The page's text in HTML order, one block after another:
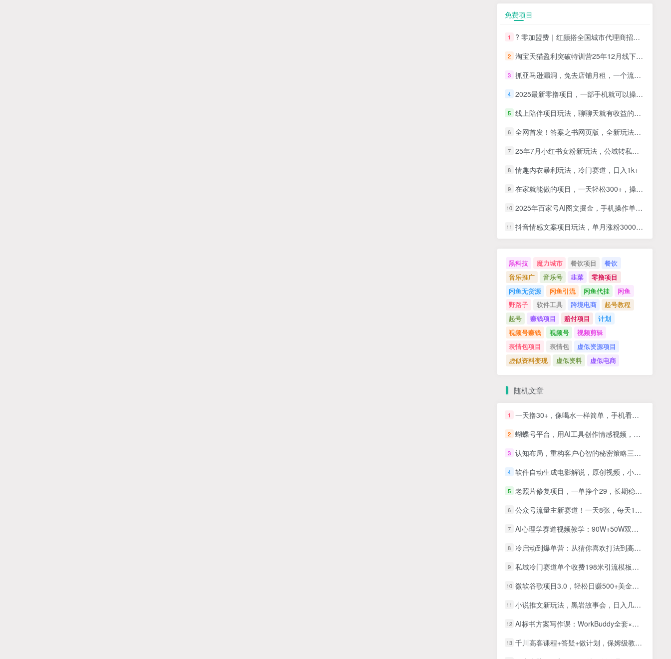
免费项目
1 ? 零加盟费｜红颜搭全国城市代理商招募正式启动！
2 淘宝天猫盈利突破特训营25年12月线下课，系统性的深度剖析电商企业经营之道，打造电商标准化运营体系
3 抓亚马逊漏洞，免去店铺月租，一个流量大竞争小，让你有机会成大卖的赛道
4 2025最新零撸项目，一部手机就可以操作，20秒一单，零投入纯薅羊毛，无门槛，一天200+【揭秘】
5 线上陪伴项目玩法，聊聊天就有收益的项目，一个月收益5000+
6 全网首发！答案之书网页版，全新玩法，搭配文档和网页，日入1k+零门槛小白首选副业
7 25年7月小红书女粉新玩法，公域转私域变现，日轻松变现2张+，5分钟简单复制好上手
8 情趣内衣暴利玩法，冷门赛道，日入1k+
9 在家就能做的项目，一天轻松300+，操作简单上手快
10 2025年百家号AI图文掘金，手机操作单号月入4-5位数，低门槛【附指令+工具】
11 抖音情感文案项目玩法，单月涨粉3000+，新手小白也能做
黑科技 魔力城市 餐饮项目
餐饮
音乐推广
音乐号 韭菜
零撸项目
闲鱼无货源
闲鱼引流 闲鱼代挂
闲鱼
野路子
软件工具 跨境电商
起号教程
起号
赚钱项目 赔付项目
计划
视频号赚钱
视频号
视频剪辑
表情包项目
表情包
虚似资源项目
虚似资料变现
虚似资料 虚似电商
随机文章
1 一天撸30+，像喝水一样简单，手机看文章，可多账号操作
2 蝴蝶号平台，用AI工具创作情感视频，简单操作日赚400+
3 认知布局，重构客户心智的秘密策略三天音频课+文字版+视频录像
4 软件自动生成电影解说，原创视频，小白无脑操作，一天几分钟，日…
5 老照片修复项目，一单挣个29，长期稳定，月入5k-1w
6 公众号流量主新赛道！一天8张，每天10分钟，无脑操作
7 AI心理学赛道视频教学：90W+50W双博主教程，教你做爆款视频撸精选收益接商单
8 冷启动到爆单营：从猜你喜欢打法到高阶运营,30天打造爆款店铺,日订单破200
9 私域冷门赛道单个收费198米引流模板简单人群精准 45%的转化率单人一天大概收益多张
10 微软谷歌项目3.0，轻松日赚500+美金，操作简单，小白也可轻松入手！
11 小说推文新玩法，黑岩故事会，日入几百甚至过万元【揭秘】
12 AI标书方案写作课：WorkBuddy全套×标题生成×方案大纲×提示词技巧×废标点检查×豆包流程图，高效出方案
13 千川高客课程+答疑+做计划，保姆级教程，一看就会